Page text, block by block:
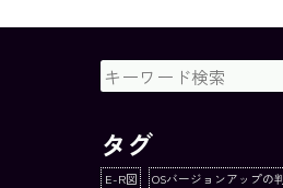
タグ
E-R図 OSバージョンアップの